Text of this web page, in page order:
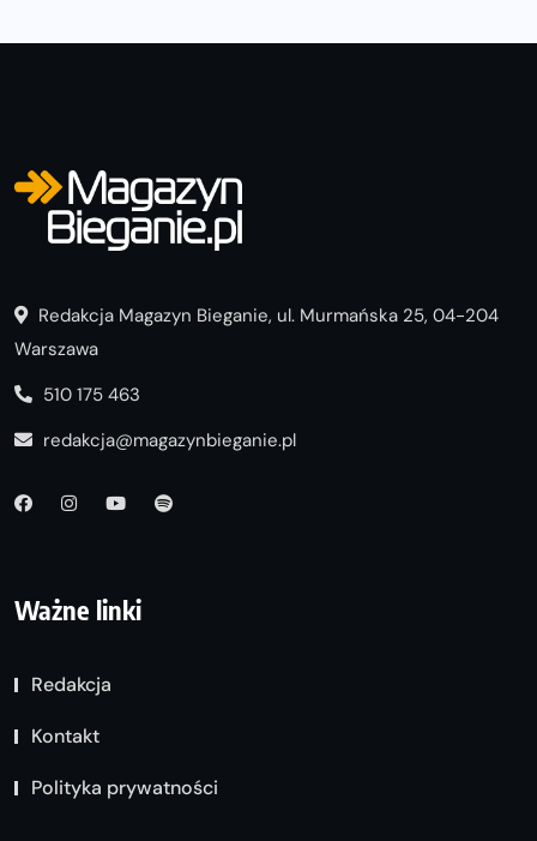
Redakcja Magazyn Bieganie, ul. Murmańska 25, 04-204
Warszawa
510 175 463
redakcja@magazynbieganie.pl
Ważne linki
Redakcja
Kontakt
Polityka prywatności